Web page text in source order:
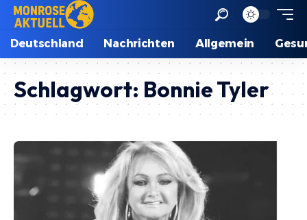
Deutschland Nachrichten Allgemein
Schlagwort: Bonnie Tyler